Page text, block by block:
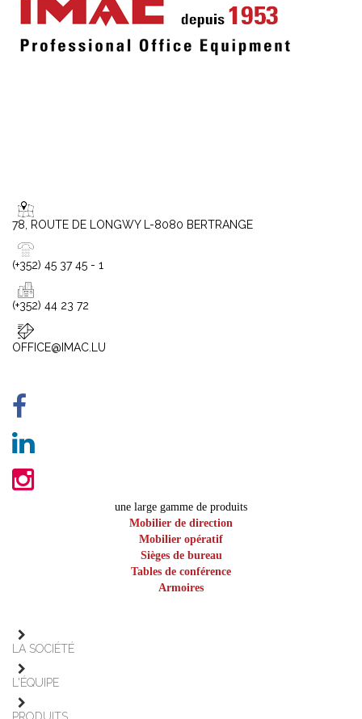
78, ROUTE DE LONGWY L-8080 BERTRANGE
(+352) 45 37 45 - 1
(+352) 44 23 72
OFFICE@IMAC.LU
une large gamme de produits
Mobilier de direction
Mobilier opératif
Sièges de bureau
Tables de conférence
Armoires
LA SOCIÉTÉ
L'ÉQUIPE
PRODUITS